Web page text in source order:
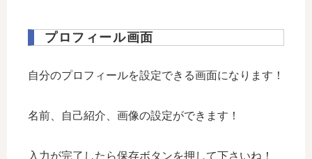
プロフィール画面
自分のプロフィールを設定できる画面になります！
名前、自己紹介、画像の設定ができます！
入力が完了したら保存ボタンを押して下さいね！